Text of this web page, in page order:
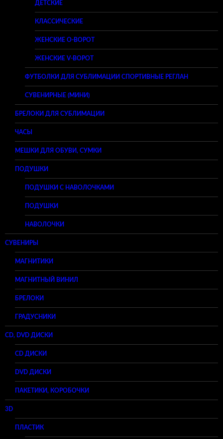
ДЕТСКИЕ
КЛАССИЧЕСКИЕ
ЖЕНСКИЕ O-ВОРОТ
ЖЕНСКИЕ V-ВОРОТ
ФУТБОЛКИ ДЛЯ СУБЛИМАЦИИ СПОРТИВНЫЕ РЕГЛАН
СУВЕНИРНЫЕ (МИНИ)
БРЕЛОКИ ДЛЯ СУБЛИМАЦИИ
ЧАСЫ
МЕШКИ ДЛЯ ОБУВИ, СУМКИ
ПОДУШКИ
ПОДУШКИ С НАВОЛОЧКАМИ
ПОДУШКИ
НАВОЛОЧКИ
СУВЕНИРЫ
МАГНИТИКИ
МАГНИТНЫЙ ВИНИЛ
БРЕЛОКИ
ГРАДУСНИКИ
CD, DVD ДИСКИ
CD ДИСКИ
DVD ДИСКИ
ПАКЕТИКИ, КОРОБОЧКИ
3D
ПЛАСТИК